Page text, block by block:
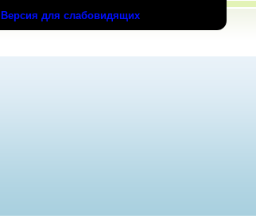
Версия для слабовидящих